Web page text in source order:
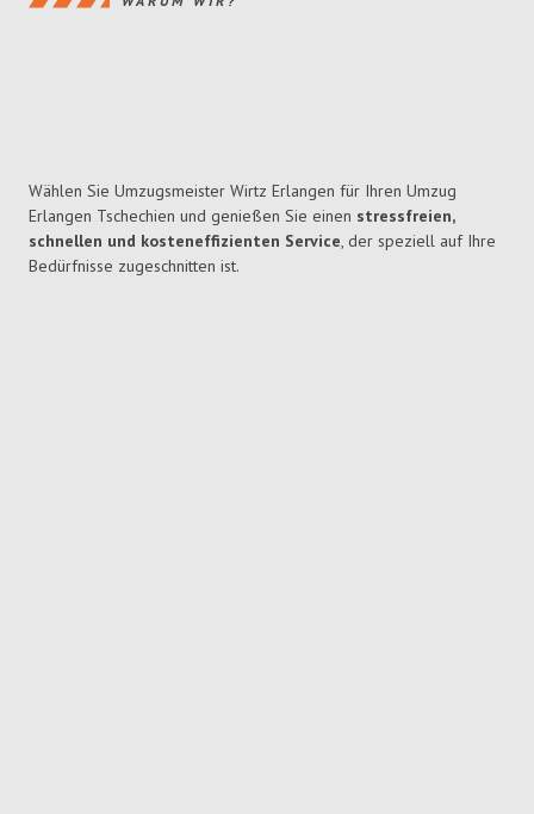
Wählen Sie Umzugsmeister Wirtz Erlangen für Ihren Umzug
Erlangen Tschechien und genießen Sie einen stressfreien,
schnellen und kosteneffizienten Service, der speziell auf Ihre
Bedürfnisse zugeschnitten ist.